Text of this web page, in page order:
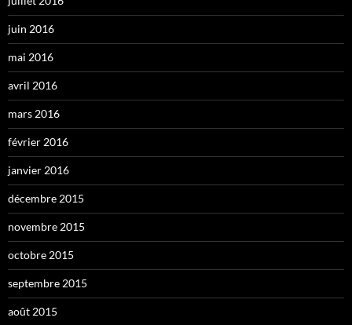
juin 2016
mai 2016
avril 2016
mars 2016
février 2016
janvier 2016
décembre 2015
novembre 2015
octobre 2015
septembre 2015
août 2015